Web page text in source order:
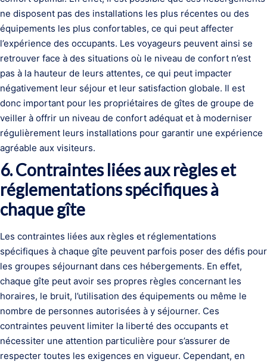
ne disposent pas des installations les plus récentes ou des
équipements les plus confortables, ce qui peut affecter
l’expérience des occupants. Les voyageurs peuvent ainsi se
retrouver face à des situations où le niveau de confort n’est
pas à la hauteur de leurs attentes, ce qui peut impacter
négativement leur séjour et leur satisfaction globale. Il est
donc important pour les propriétaires de gîtes de groupe de
veiller à offrir un niveau de confort adéquat et à moderniser
régulièrement leurs installations pour garantir une expérience
agréable aux visiteurs.
6. Contraintes liées aux règles et
réglementations spécifiques à
chaque gîte
Les contraintes liées aux règles et réglementations
spécifiques à chaque gîte peuvent parfois poser des défis pour
les groupes séjournant dans ces hébergements. En effet,
chaque gîte peut avoir ses propres règles concernant les
horaires, le bruit, l’utilisation des équipements ou même le
nombre de personnes autorisées à y séjourner. Ces
contraintes peuvent limiter la liberté des occupants et
nécessiter une attention particulière pour s’assurer de
respecter toutes les exigences en vigueur. Cependant, en